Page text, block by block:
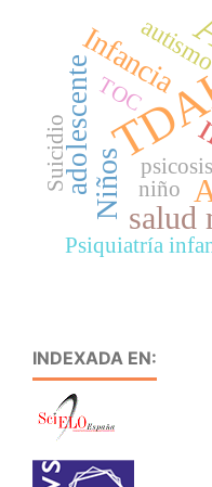
salud
Infancia
Niños
adolescente TOC
Psiquiatría
psicosis
niño
Suicidio
INDEXADA EN: